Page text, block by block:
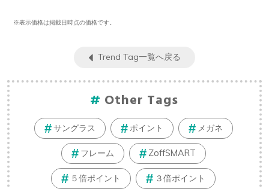
※表示価格は掲載日時点の価格です。
Trend Tag一覧へ戻る
Other Tags
サングラス ポイント メガネ
フレーム ZoffSMART
５倍ポイント ３倍ポイント